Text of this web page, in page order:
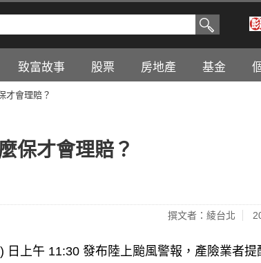
致富故事 股票 房地產 基金
才會理賠？
保才會理賠？
撰文者：綾台北
日上午 11:30 發布陸上颱風警報，產險業者